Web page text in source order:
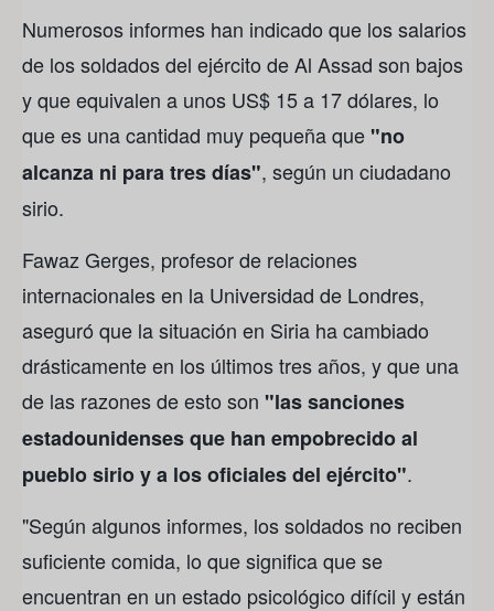
Numerosos informes han indicado que los salarios
de los soldados del ejército de Al Assad son bajos
y que equivalen a unos US$ 15 a 17 dólares, lo
que es una cantidad muy pequeña que "no
alcanza ni para tres días", según un ciudadano
sirio.
Fawaz Gerges, profesor de relaciones
internacionales en la Universidad de Londres,
aseguró que la situación en Siria ha cambiado
drásticamente en los últimos tres años, y que una
de las razones de esto son "las sanciones
estadounidenses que han empobrecido al
pueblo sirio y a los oficiales del ejército".
"Según algunos informes, los soldados no reciben
suficiente comida, lo que significa que se
encuentran en un estado psicológico difícil y están